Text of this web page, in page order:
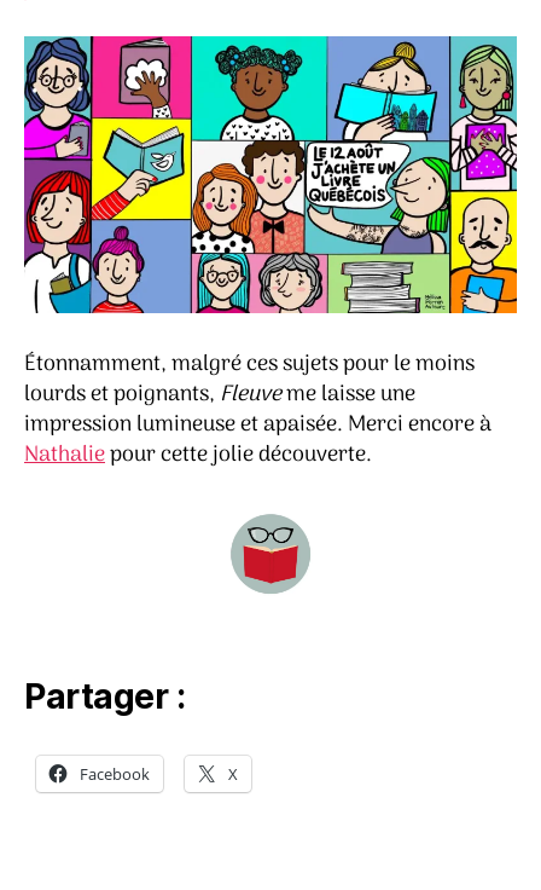
Étonnamment, malgré ces sujets pour le moins
lourds et poignants, Fleuveme laisse une
impression lumineuse et apaisée. Merci encore à
Nathaliepour cette jolie découverte.
Partager :
Facebook X